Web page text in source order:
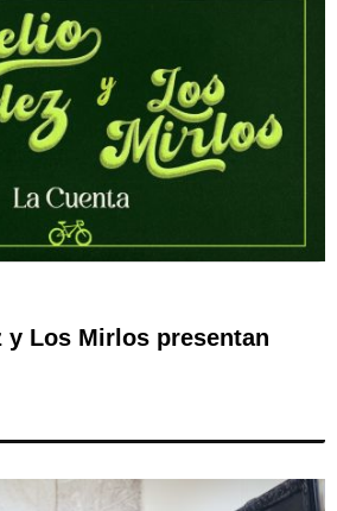
y Los Mirlos presentan